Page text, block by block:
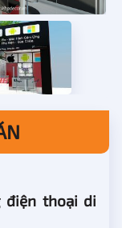
điện thoại di